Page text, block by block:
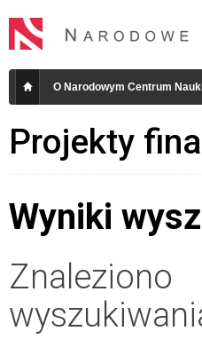
O Narodowym Centrum
Projekty
Wyniki
Znaleziono